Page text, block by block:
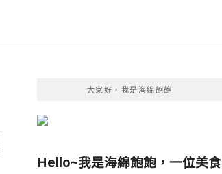
大家好，我是海綿飽飽
Hello~我是海綿飽飽，一位美食